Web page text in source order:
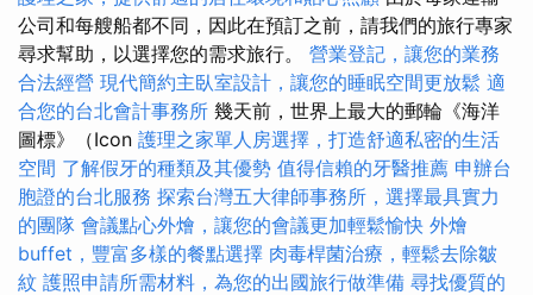
公司和每艘船都不同，因此在預訂之前，請我們的旅行專家
尋求幫助，以選擇您的需求旅行。 營業登記，讓您的業務
合法經營 現代簡約主臥室設計，讓您的睡眠空間更放鬆 適
合您的台北會計事務所 幾天前，世界上最大的郵輪《海洋
圖標》（Icon 護理之家單人房選擇，打造舒適私密的生活
空間 了解假牙的種類及其優勢 值得信賴的牙醫推薦 申辦台
胞證的台北服務 探索台灣五大律師事務所，選擇最具實力
的團隊 會議點心外燴，讓您的會議更加輕鬆愉快 外燴
buffet，豐富多樣的餐點選擇 肉毒桿菌治療，輕鬆去除皺
紋 護照申請所需材料，為您的出國旅行做準備 尋找優質的